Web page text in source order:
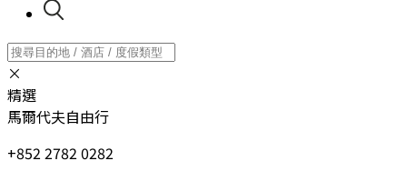
×
精選
馬爾代夫自由行
+852 2782 0282